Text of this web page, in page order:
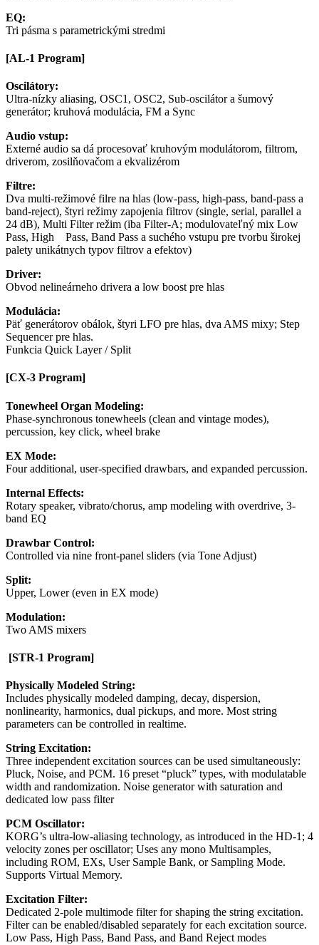
EQ:
Tri pásma s parametrickými stredmi
[AL-1 Program]
Oscilátory:
Ultra-nízky aliasing, OSC1, OSC2, Sub-oscilátor a šumový
generátor; kruhová modulácia, FM a Sync
Audio vstup:
Externé audio sa dá procesovať kruhovým modulátorom, filtrom,
driverom, zosilňovačom a ekvalizérom
Filtre:
Dva multi-režimové filre na hlas (low-pass, high-pass, band-pass a
band-reject), štyri režimy zapojenia filtrov (single, serial, parallel a
24 dB), Multi Filter režim (iba Filter-A; modulovateľný mix Low
Pass, High Pass, Band Pass a suchého vstupu pre tvorbu širokej
palety unikátnych typov filtrov a efektov)
Driver:
Obvod nelineárneho drivera a low boost pre hlas
Modulácia:
Päť generátorov obálok, štyri LFO pre hlas, dva AMS mixy; Step
Sequencer pre hlas.
Funkcia Quick Layer / Split
[CX-3 Program]
Tonewheel Organ Modeling:
Phase-synchronous tonewheels (clean and vintage modes),
percussion, key click, wheel brake
EX Mode:
Four additional, user-specified drawbars, and expanded percussion.
Internal Effects:
Rotary speaker, vibrato/chorus, amp modeling with overdrive, 3-
band EQ
Drawbar Control:
Controlled via nine front-panel sliders (via Tone Adjust)
Split:
Upper, Lower (even in EX mode)
Modulation:
Two AMS mixers
[STR-1 Program]
Physically Modeled String:
Includes physically modeled damping, decay, dispersion,
nonlinearity, harmonics, dual pickups, and more. Most string
parameters can be controlled in realtime.
String Excitation:
Three independent excitation sources can be used simultaneously:
Pluck, Noise, and PCM. 16 preset “pluck” types, with modulatable
width and randomization. Noise generator with saturation and
dedicated low pass filter
PCM Oscillator:
KORG’s ultra-low-aliasing technology, as introduced in the HD-1; 4
velocity zones per oscillator; Uses any mono Multisamples,
including ROM, EXs, User Sample Bank, or Sampling Mode.
Supports Virtual Memory.
Excitation Filter:
Dedicated 2-pole multimode filter for shaping the string excitation.
Filter can be enabled/disabled separately for each excitation source.
Low Pass, High Pass, Band Pass, and Band Reject modes